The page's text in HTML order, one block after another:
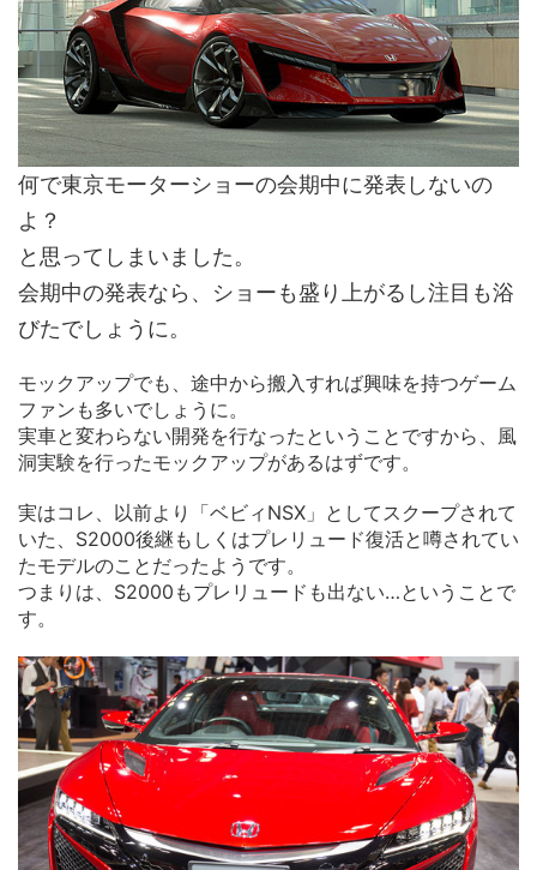
何で東京モーターショーの会期中に発表しないの
よ？
と思ってしまいました。
会期中の発表なら、ショーも盛り上がるし注目も浴
びたでしょうに。
モックアップでも、途中から搬入すれば興味を持つゲーム
ファンも多いでしょうに。
実車と変わらない開発を行なったということですから、風
洞実験を行ったモックアップがあるはずです。
実はコレ、以前より「ベビィNSX」としてスクープされて
いた、S2000後継もしくはプレリュード復活と噂されてい
たモデルのことだったようです。
つまりは、S2000もプレリュードも出ない…ということで
す。